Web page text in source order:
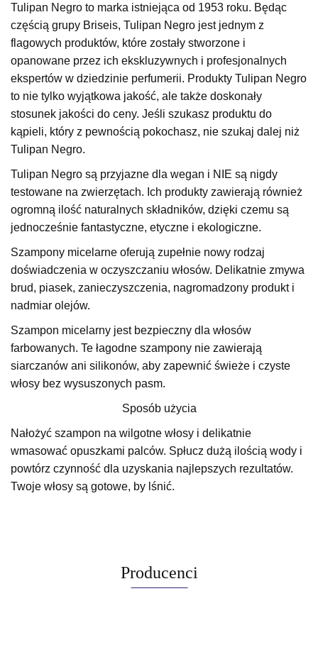
Tulipan Negro to marka istniejąca od 1953 roku. Będąc
częścią grupy Briseis, Tulipan Negro jest jednym z
flagowych produktów, które zostały stworzone i
opanowane przez ich ekskluzywnych i profesjonalnych
ekspertów w dziedzinie perfumerii. Produkty Tulipan Negro
to nie tylko wyjątkowa jakość, ale także doskonały
stosunek jakości do ceny. Jeśli szukasz produktu do
kąpieli, który z pewnością pokochasz, nie szukaj dalej niż
Tulipan Negro.
Tulipan Negro są przyjazne dla wegan i NIE są nigdy
testowane na zwierzętach. Ich produkty zawierają również
ogromną ilość naturalnych składników, dzięki czemu są
jednocześnie fantastyczne, etyczne i ekologiczne.
Szampony micelarne oferują zupełnie nowy rodzaj
doświadczenia w oczyszczaniu włosów. Delikatnie zmywa
brud, piasek, zanieczyszczenia, nagromadzony produkt i
nadmiar olejów.
Szampon micelarny jest bezpieczny dla włosów
farbowanych. Te łagodne szampony nie zawierają
siarczanów ani silikonów, aby zapewnić świeże i czyste
włosy bez wysuszonych pasm.
Sposób użycia
Nałożyć szampon na wilgotne włosy i delikatnie
wmasować opuszkami palców. Spłucz dużą ilością wody i
powtórz czynność dla uzyskania najlepszych rezultatów.
Twoje włosy są gotowe, by lśnić.
Producenci